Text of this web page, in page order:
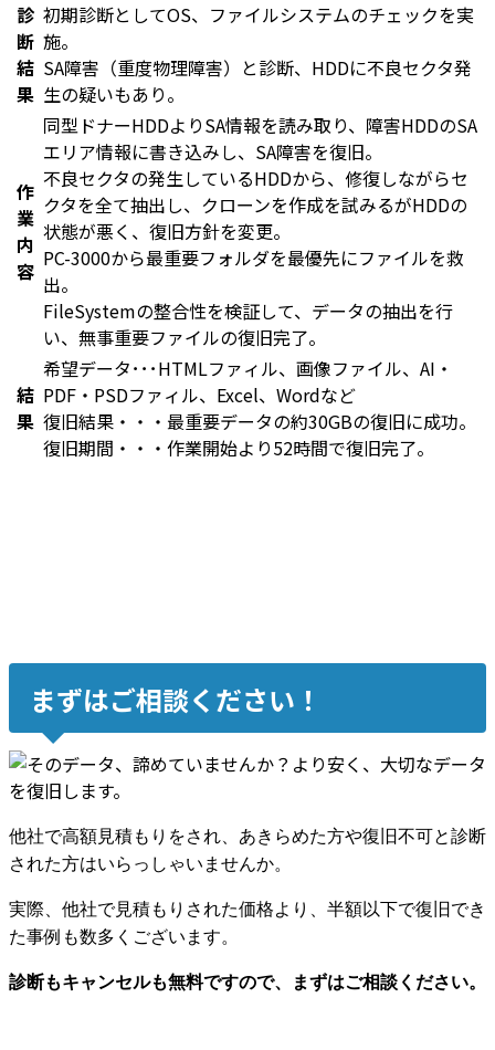
診
断
結
果
初期診断としてOS、ファイルシステムのチェックを実
施。
SA障害（重度物理障害）と診断、HDDに不良セクタ発
生の疑いもあり。
作
業
内
容
同型ドナーHDDよりSA情報を読み取り、障害HDDのSA
エリア情報に書き込みし、SA障害を復旧。
不良セクタの発生しているHDDから、修復しながらセ
クタを全て抽出し、クローンを作成を試みるがHDDの
状態が悪く、復旧方針を変更。
PC-3000から最重要フォルダを最優先にファイルを救
出。
FileSystemの整合性を検証して、データの抽出を行
い、無事重要ファイルの復旧完了。
結
果
希望データ･･･HTMLファィル、画像ファイル、AI・
PDF・PSDファィル、Excel、Wordなど
復旧結果・・・最重要データの約30GBの復旧に成功。
復旧期間・・・作業開始より52時間で復旧完了。
まずはご相談ください！
他社で高額見積もりをされ、あきらめた方や復旧不可と診断
された方はいらっしゃいませんか。
実際、他社で見積もりされた価格より、半額以下で復旧でき
た事例も数多くございます。
診断もキャンセルも無料ですので、まずはご相談ください。